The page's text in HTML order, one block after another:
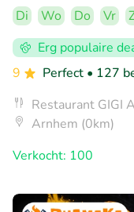
Di Wo Do Vr
Erg populaire
9
Perfect • 127
Restaurant GIGI
Arnhem (0km)
Verkocht: 100